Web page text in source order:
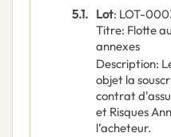
5.1. Lot: LOT-
Titre: Flotte
annexes
Description:
objet la
contrat
et Risques
l’acheteur.